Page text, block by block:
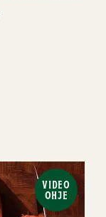
VIDEO
OHJE